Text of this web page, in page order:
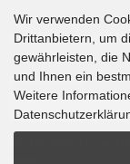
Newsletter-
E-Mail-Adresse:
Wir verwenden
Drittanbietern, um
gewährleisten, die
und Ihnen ein
Weitere